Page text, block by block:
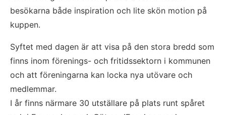
besökarna både inspiration och lite skön motion på
kuppen.
Syftet med dagen är att visa på den stora bredd som
finns inom förenings- och fritidssektorn i kommunen
och att föreningarna kan locka nya utövare och
medlemmar.
I år finns närmare 30 utställare på plats runt spåret